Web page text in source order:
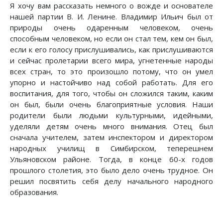
Я хочу вам рассказать немного о вожде и основателе
нашей партии В. И. Ленине. Владимир Ильич был от
природы очень одаренным человеком, очень
способным человеком, но если он стал тем, кем он был,
если к его голосу прислушивались, как прислушиваются
и сейчас пролетарии всего мира, угнетенные народы
всех стран, то это произошло потому, что он умел
упорно и настойчиво над собой работать. Для его
воспитания, для того, чтобы он сложился таким, каким
он был, были очень благоприятные условия. Наши
родители были людьми культурными, идейными,
уделяли детям очень много внимания. Отец был
сначала учителем, затем инспектором и директором
народных училищ в Симбирском, теперешнем
Ульяновском районе. Тогда, в конце 60-х годов
прошлого столетия, это было дело очень трудное. Он
решил посвятить себя делу начального народного
образования.